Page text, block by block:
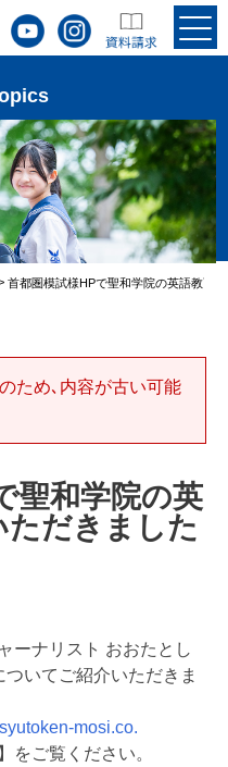
首都圏模試様HPで聖和学院の英語教育
ため､内容が古い可能
聖和学院の英
だきました
ーナリスト おおたとし
いてご紹介いただきま
mosi.co.
】をご覧ください。